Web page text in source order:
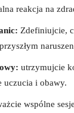
reakcja na
Zdefiniujcie,
utrzymujcie
uczucia i obawy.
wspólne